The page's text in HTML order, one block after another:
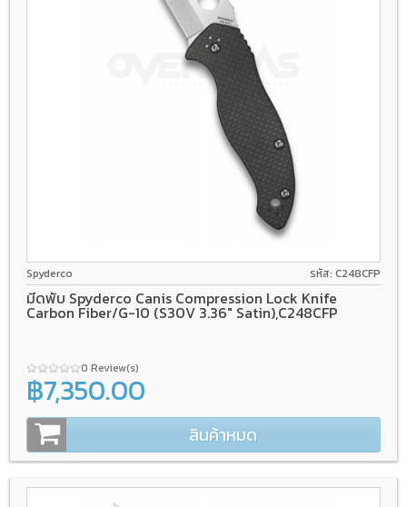
CPM S30V
Spyderco รหัส: C248CFP
มีดพับ Spyderco Canis Compression Lock Knife
Carbon Fiber/G-10 (S30V 3.36" Satin),C248CFP
0 Review(s)
฿7,350.00
สินค้าหมด